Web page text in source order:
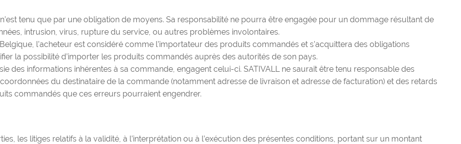
tenu que par une obligation de moyens. Sa responsabilité ne pourra être engagée pour un dommage résultant de
intrusion, virus, rupture du service, ou autres problèmes involontaires.
l’acheteur est considéré comme l’importateur des produits commandés et s’acquittera des obligations
la possibilité d’importer les produits commandés auprès des autorités de son pays.
des informations inhérentes à sa commande, engagent celui-ci. SATIVALL ne saurait être tenu responsable des
du destinataire de la commande (notamment adresse de livraison et adresse de facturation) et des retards
commandés que ces erreurs pourraient engendrer.
les litiges relatifs à la validité, à l’interprétation ou à l’exécution des présentes conditions, portant sur un montant